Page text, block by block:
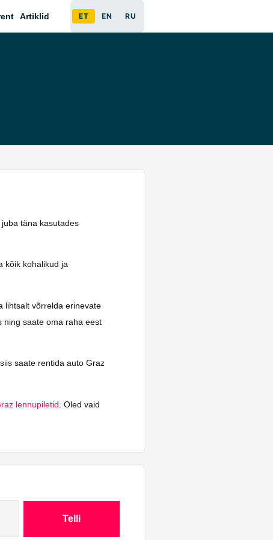
Artiklid ET EN RU
täna kasutades
kõik kohalikud ja
lihtsalt võrrelda erinevate
ning saate oma raha eest
saate rentida auto Graz
lennupiletid . Oled vaid
Telli